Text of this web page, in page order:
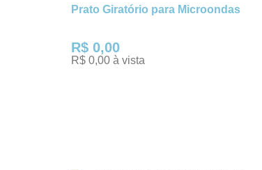
Prato Giratório para Microondas
R$ 0,00
R$ 0,00 à vista